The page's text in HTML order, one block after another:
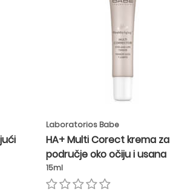
Laboratorios Babe
HA+ Multi Corect krema za
područje oko očiju i usana
15ml